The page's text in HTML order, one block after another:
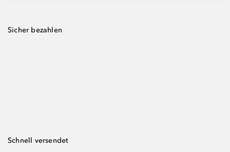
Sicher bezahlen
Schnell versendet